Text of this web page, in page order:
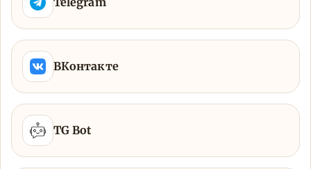
ВКонтакте
TG Bot